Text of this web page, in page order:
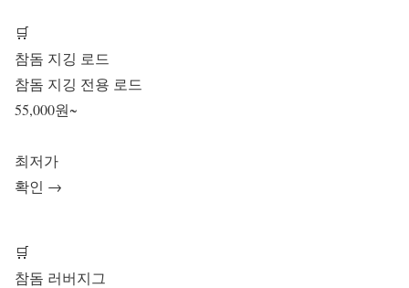
🛒
참돔 지깅 로드
참돔 지깅 전용 로드
55,000원~
최저가
확인 →
🛒
참돔 러버지그